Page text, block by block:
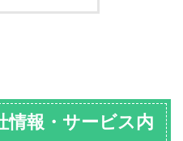
情報・サービス内